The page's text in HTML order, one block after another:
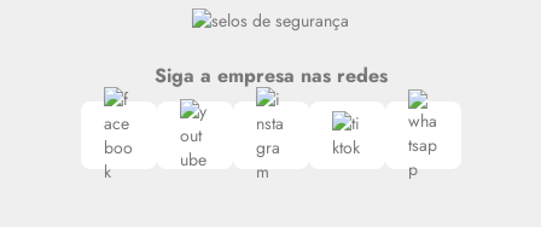
Siga a empresa nas redes